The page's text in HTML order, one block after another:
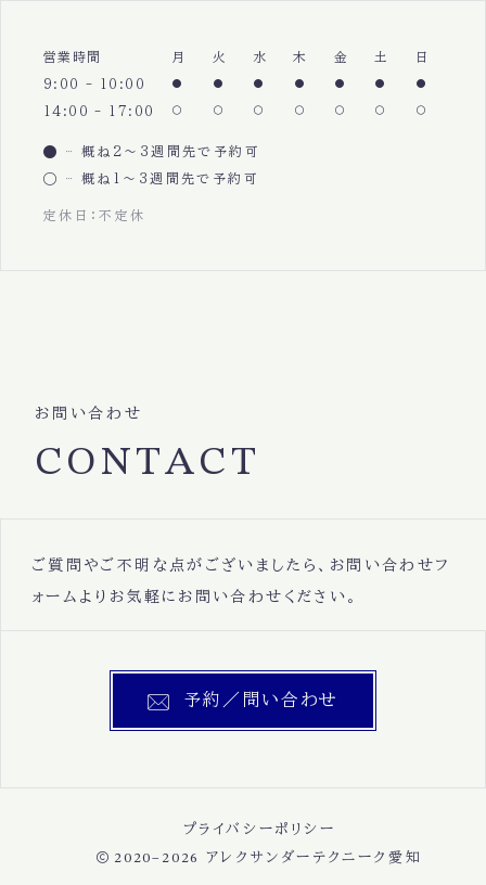
営業時間 月 火 水 木 金 土 日
9:00 - 10:00
14:00 - 17:00
概ね2〜3週間先で予約可
概ね1〜3週間先で予約可
定休日：不定休
お問い合わせ
CONTACT
ご質問やご不明な点がございましたら、お問い合わせフ
ォームよりお気軽にお問い合わせください。
予約／問い合わせ
プライバシーポリシー
2020–2026 アレクサンダーテクニーク愛知